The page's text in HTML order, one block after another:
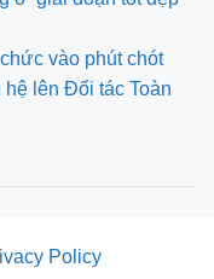
vào phút chót
lên Đối tác Toàn
Policy